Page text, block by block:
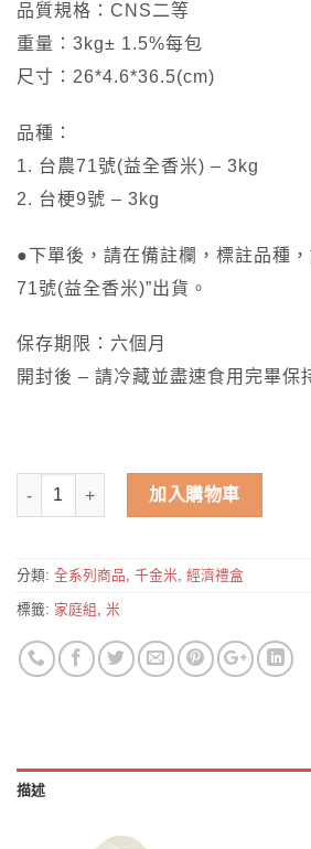
品質規格：CNS二等
重量：3kg± 1.5%每包
尺寸：26*4.6*36.5(cm)
品種：
1. 台農71號(益全香米) – 3kg
2. 台梗9號 – 3kg
●下單後，請在備註欄，標註品種
71號(益全香米)”出貨。
保存期限：六個月
開封後 – 請冷藏並盡速食用完畢保
加入購物車
分類: 全系列商品 千金米 經濟禮盒
標籤: 家庭組 米
描述